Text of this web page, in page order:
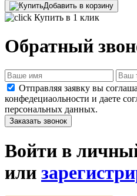
Добавить в корзину
Купить в 1 клик
Обратный
Отправляя заявку вы
конфедециаольности и даете
персональных данных.
Заказать звонок
Войти в
или